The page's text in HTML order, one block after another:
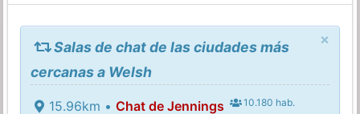
×
Salas de chat de las ciudades más
cercanas a Welsh
15.96km • Chat de Jennings 10.180 hab.